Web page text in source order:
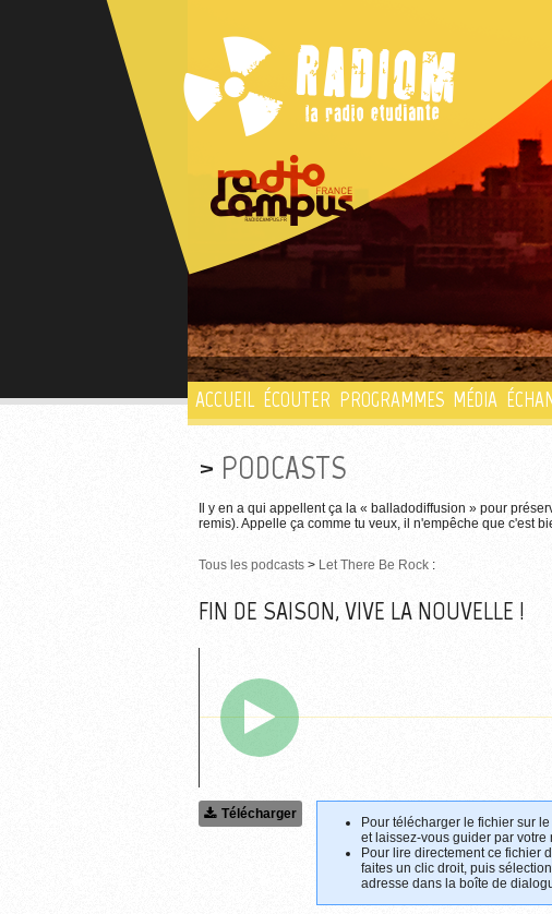
ACCUEIL ÉCOUTER PROGRAMMES MÉDIA
PODCASTS
Il y en a qui appellent ça la « balladodiffusion » pour
remis). Appelle ça comme tu veux, il n'empêche que c'est
Tous les podcasts > Let There Be Rock :
FIN DE SAISON, VIVE LA NOUVELLE !
Télécharger
Pour télécharger le fichier sur
et laissez-vous guider par votre
Pour lire directement ce fichier
faites un clic droit, puis
adresse dans la boîte de